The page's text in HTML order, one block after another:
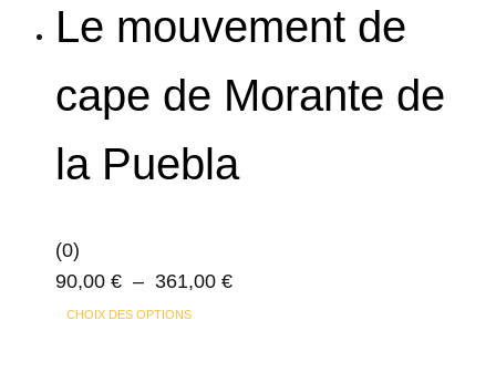
Le mouvement de
cape de Morante de
la Puebla
(0)
90,00 € – 361,00 €Plage
CHOIX DES OPTIONSCe